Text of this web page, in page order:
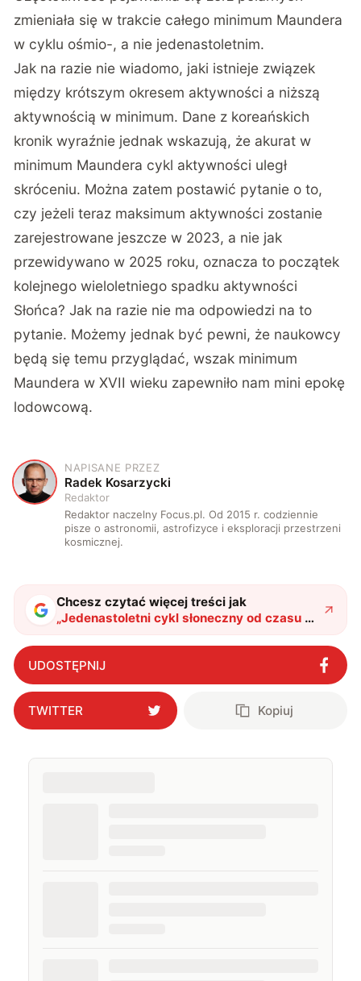
zmieniała się w trakcie całego minimum Maundera
w cyklu ośmio-, a nie jedenastoletnim.
Jak na razie nie wiadomo, jaki istnieje związek
między krótszym okresem aktywności a niższą
aktywnością w minimum. Dane z koreańskich
kronik wyraźnie jednak wskazują, że akurat w
minimum Maundera cykl aktywności uległ
skróceniu. Można zatem postawić pytanie o to,
czy jeżeli teraz maksimum aktywności zostanie
zarejestrowane jeszcze w 2023, a nie jak
przewidywano w 2025 roku, oznacza to początek
kolejnego wieloletniego spadku aktywności
Słońca? Jak na razie nie ma odpowiedzi na to
pytanie. Możemy jednak być pewni, że naukowcy
będą się temu przyglądać, wszak minimum
Maundera w XVII wieku zapewniło nam mini epokę
lodowcową.
R
NAPISANE PRZEZ
Radek Kosarzycki
Redaktor
Redaktor naczelny Focus.pl. Od 2015 r. codziennie
pisze o astronomii, astrofizyce i eksploracji przestrzeni
kosmicznej.
Chcesz czytać więcej treści jak
„Jedenastoletni cykl słoneczny od czasu do
czasu ulega skróceniu. To może
zwiastować długą zimę na Ziemi"?
UDOSTĘPNIJ
TWITTER Kopiuj